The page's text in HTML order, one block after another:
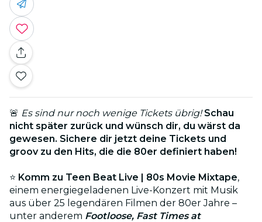
🚨 Es sind nur noch wenige Tickets übrig! Schau
nicht später zurück und wünsch dir, du wärst da
gewesen. Sichere dir jetzt deine Tickets und
groov zu den Hits, die die 80er definiert haben!
⭐ Komm zu Teen Beat Live | 80s Movie Mixtape,
einem energiegeladenen Live-Konzert mit Musik
aus über 25 legendären Filmen der 80er Jahre –
unter anderem Footloose, Fast Times at